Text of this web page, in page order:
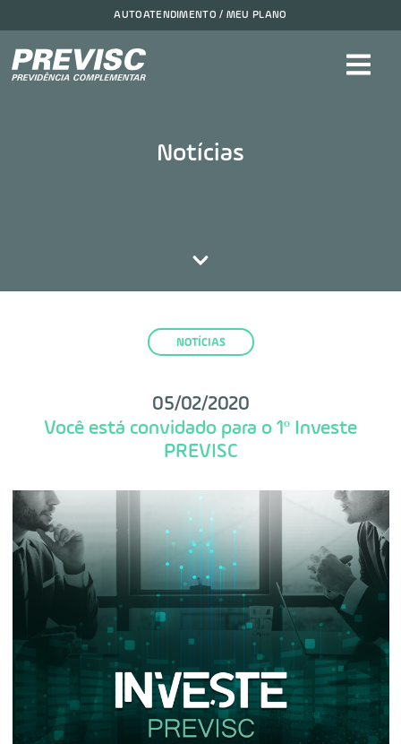
AUTOATENDIMENTO / MEU PLANO
Notícias
NOTÍCIAS
05/02/2020
Você está convidado para o 1º Investe
PREVISC